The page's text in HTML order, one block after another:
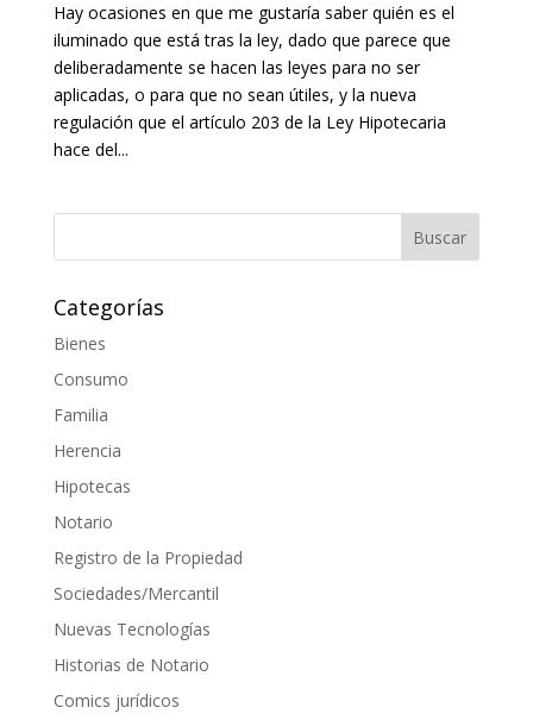
Hay ocasiones en que me gustaría saber quién es el
iluminado que está tras la ley, dado que parece que
deliberadamente se hacen las leyes para no ser
aplicadas, o para que no sean útiles, y la nueva
regulación que el artículo 203 de la Ley Hipotecaria
hace del...
Categorías
Bienes
Consumo
Familia
Herencia
Hipotecas
Notario
Registro de la Propiedad
Sociedades/Mercantil
Nuevas Tecnologías
Historias de Notario
Comics jurídicos